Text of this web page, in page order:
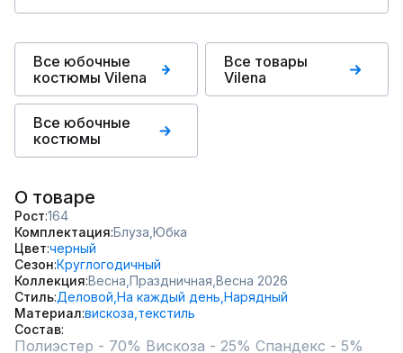
Все юбочные
костюмы Vilena
Все товары
Vilena
Все юбочные
костюмы
О товаре
Рост 164
Комплектация Блуза, Юбка
Цвет черный
Сезон Круглогодичный
Коллекция Весна, Праздничная, Весна 2026
Стиль Деловой, На каждый день, Нарядный
Материал вискоза, текстиль
Состав